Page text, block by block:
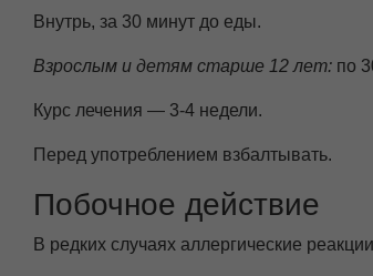
Внутрь, за 30 минут до еды.
Взрослым и детям старше 12 лет: по
Курс лечения — 3-4 недели.
Перед употреблением взбалтывать.
Побочное действие
В редких случаях аллергические